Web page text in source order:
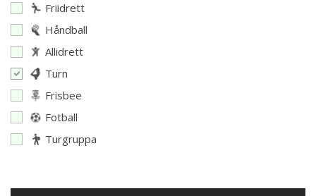
Friidrett
Håndball
Allidrett
Turn
Frisbee
Fotball
Turgruppa